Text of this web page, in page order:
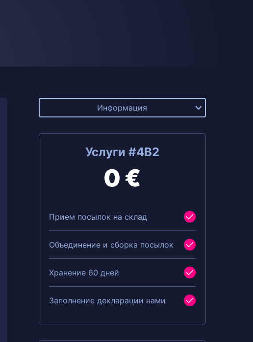
Информация
Услуги #4B2
0 €
Прием посылок на склад
Объединение и сборка посылок
Хранение 60 дней
Заполнение декларации нами